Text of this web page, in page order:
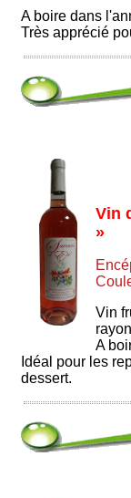
A boire dans
Très apprécié
Vin
»
Vin
A
Idéal pour les
dessert.